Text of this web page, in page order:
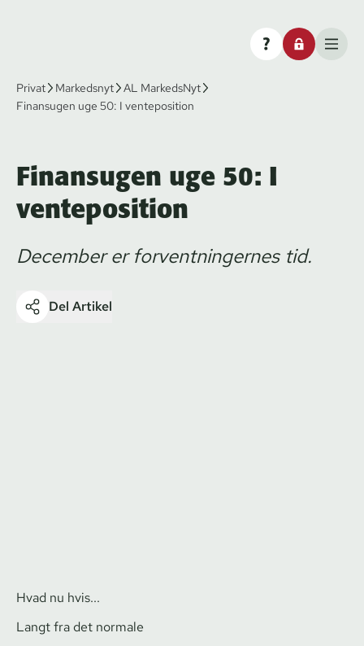
Privat Markedsnyt
AL MarkedsNyt
Finansugen uge 50: I venteposition
Finansugen uge 50: I
venteposition
December er forventningernes tid.
Del Artikel
Hvad nu hvis...
Langt fra det normale